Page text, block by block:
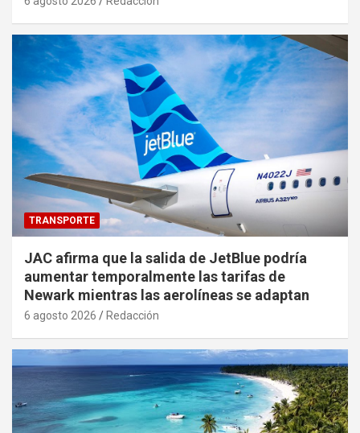
TRANSPORTE
JAC afirma que la salida de JetBlue podría
aumentar temporalmente las tarifas de
Newark mientras las aerolíneas se adaptan
6 agosto 2026 Redacción